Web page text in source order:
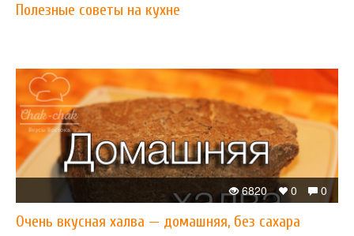
Полезные советы на кухне
0
0
6820
Очень вкусная халва — домашняя, без сахара